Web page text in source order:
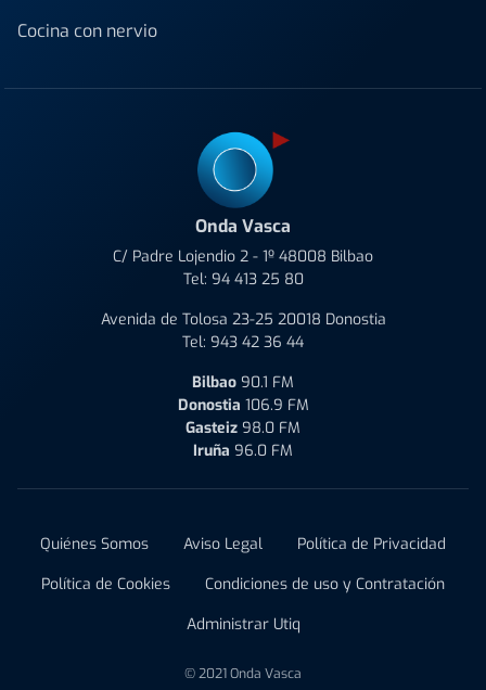
Cocina con nervio
Onda Vasca
C/ Padre Lojendio 2 - 1º 48008 Bilbao
Tel: 94 413 25 80
Avenida de Tolosa 23-25 20018 Donostia
Tel: 943 42 36 44
Bilbao 90.1 FM
Donostia 106.9 FM
Gasteiz 98.0 FM
Iruña 96.0 FM
Quiénes Somos Aviso Legal
Política de Privacidad
Política de Cookies
Condiciones de uso y Contratación
Administrar Utiq
© 2021 Onda Vasca